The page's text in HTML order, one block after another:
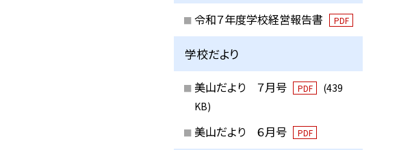
令和７年度学校経営報告書 PDF
学校だより
美山だより ７月号 PDF
(439
KB)
美山だより ６月号 PDF